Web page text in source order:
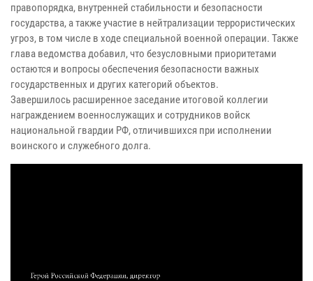
правопорядка, внутренней стабильности и безопасности
государства, а также участие в нейтрализации террористических
угроз, в том числе в ходе специальной военной операции. Также
глава ведомства добавил, что безусловными приоритетами
остаются и вопросы обеспечения безопасности важных
государственных и других категорий объектов.
Завершилось расширенное заседание итоговой коллегии
награждением военнослужащих и сотрудников войск
национальной гвардии РФ, отличившихся при исполнении
воинского и служебного долга.